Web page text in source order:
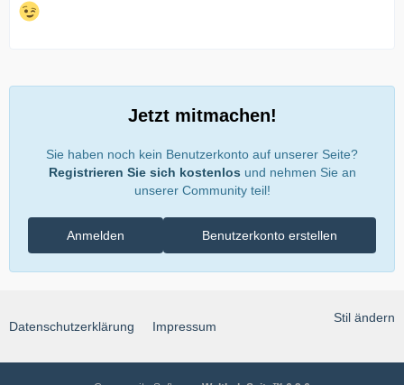
Jetzt mitmachen!
Sie haben noch kein Benutzerkonto auf unserer Seite?
Registrieren Sie sich kostenlos und nehmen Sie an
unserer Community teil!
Benutzerkonto erstellen
Anmelden
Stil ändern
Datenschutzerklärung Impressum